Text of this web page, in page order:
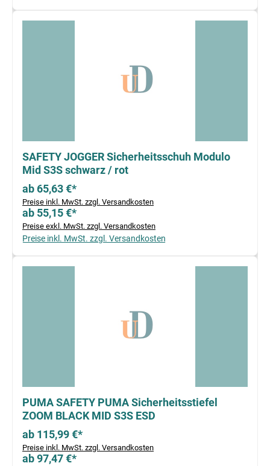
SAFETY JOGGER Sicherheitsschuh Modulo
Mid S3S schwarz / rot
ab 65,63 €*
Preise inkl. MwSt. zzgl. Versandkosten
ab 55,15 €*
Preise exkl. MwSt. zzgl. Versandkosten
Preise inkl. MwSt. zzgl. Versandkosten
PUMA SAFETY PUMA Sicherheitsstiefel
ZOOM BLACK MID S3S ESD
ab 115,99 €*
Preise inkl. MwSt. zzgl. Versandkosten
ab 97,47 €*